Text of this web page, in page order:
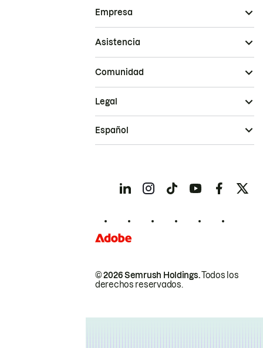
Empresa
Asistencia
Comunidad
© 2026 Semrush Holdings.Todos los
derechos reservados.
Legal
Español